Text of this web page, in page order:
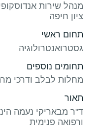
מנהל שירות
ציון חיפה
תחום ראשי
גסטרואנטרולוגיה
תחומים נוספים
מחלות לבלב ודרכי
תאור
ד"ר מבאריקי נעמה